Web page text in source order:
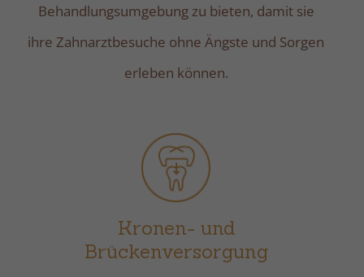
Behandlungsumgebung zu bieten, damit sie
ihre Zahnarztbesuche ohne Ängste und Sorgen
erleben können.
Kronen- und
Brückenversorgung